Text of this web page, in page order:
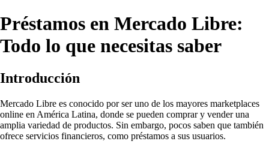
Préstamos en Mercado Libre:
Todo lo que necesitas saber
Introducción
Mercado Libre es conocido por ser uno de los mayores marketplaces
online en América Latina, donde se pueden comprar y vender una
amplia variedad de productos. Sin embargo, pocos saben que también
ofrece servicios financieros, como préstamos a sus usuarios.